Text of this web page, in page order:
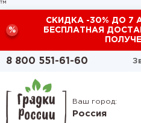
™
%
СКИДКА -30% ДО 7
БЕСПЛАТНАЯ
8 800 551-61-60
Ваш город:
Россия